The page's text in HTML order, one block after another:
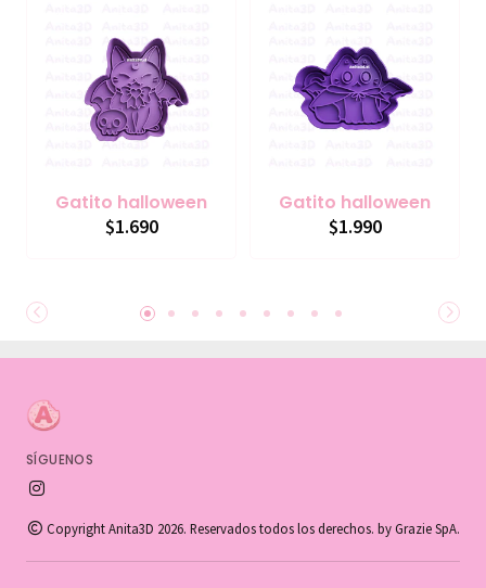
Gatito halloween
$1.690
Gatito halloween
$1.990
SÍGUENOS
Copyright Anita3D 2026. Reservados todos los derechos. by Grazie SpA.